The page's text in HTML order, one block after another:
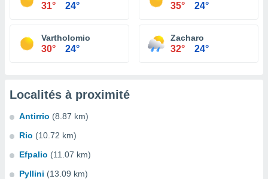
31° 24° 35° 24°
Vartholomio
30° 24°
Zacharo
32° 24°
Localités à proximité
Antirrio (8.87 km)
Rio (10.72 km)
Efpalio (11.07 km)
Pyllini (13.09 km)